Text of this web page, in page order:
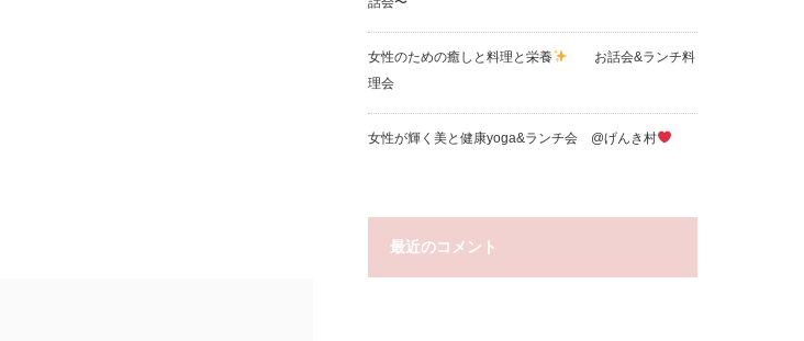
女性のための癒しと料理と栄養
お話会&ランチ料
理会
女性が輝く美と健康yoga&ランチ会 @げんき村
最近のコメント